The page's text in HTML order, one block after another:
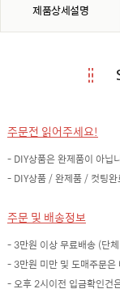
제품상세설명
주문전 읽어주세요!
- DIY상품은 완제품이 아닙
- DIY상품 / 완제품 / 컷팅
주문 및 배송정보
- 3만원 이상 무료배송 (단
- 3만원 미만 및 도매주문
- 오후 2시이전 입금확인건